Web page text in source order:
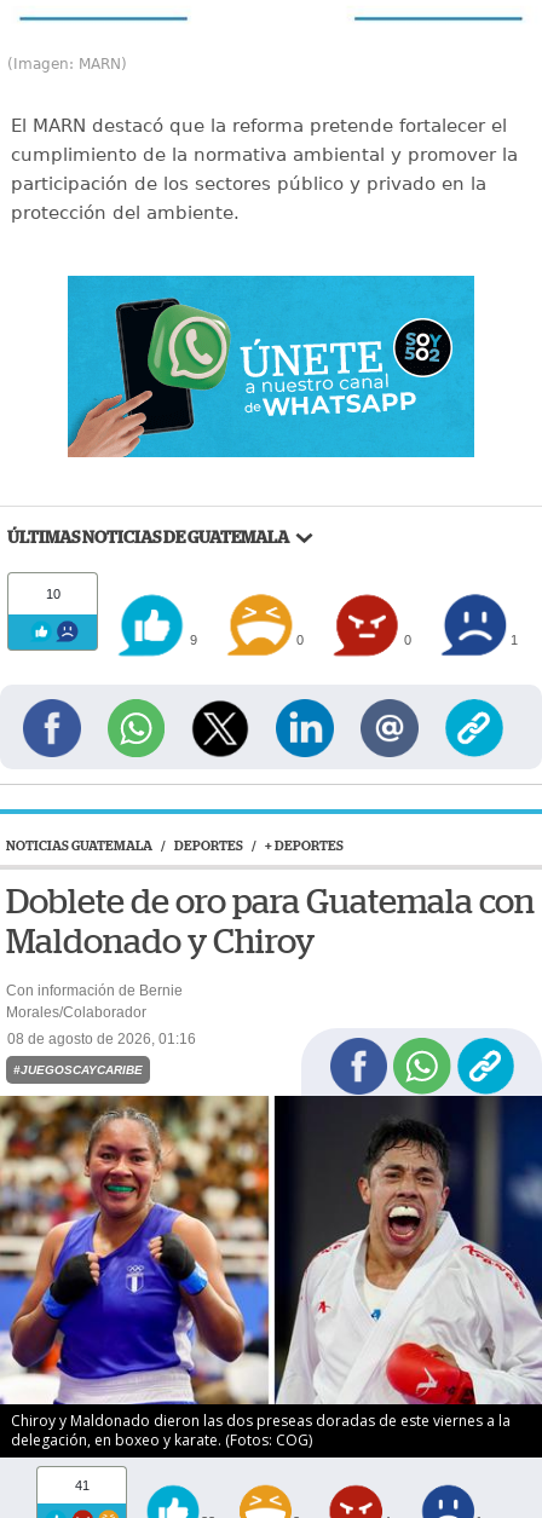
(Imagen: MARN)
El MARN destacó que la reforma pretende fortalecer el
cumplimiento de la normativa ambiental y promover la
participación de los sectores público y privado en la
protección del ambiente.
ÚLTIMAS NOTICIAS DE GUATEMALA
10
9 0 0 1
NOTICIAS GUATEMALA / DEPORTES / + DEPORTES
Doblete de oro para Guatemala con
Maldonado y Chiroy
Con información de Bernie
Morales/Colaborador
08 de agosto de 2026, 01:16
#JUEGOSCAYCARIBE
Chiroy y Maldonado dieron las dos preseas doradas de este viernes a la
delegación, en boxeo y karate. (Fotos: COG)
41